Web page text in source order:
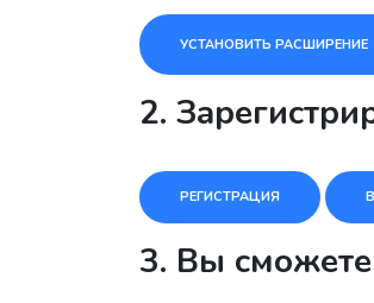
УСТАНОВИТЬ РАСШИРЕНИЕ
2.
РЕГИСТРАЦИЯ
3. Вы сможете